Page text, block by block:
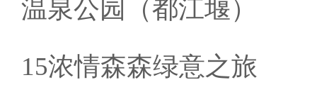
温泉公园（都江堰）
15浓情森森绿意之旅